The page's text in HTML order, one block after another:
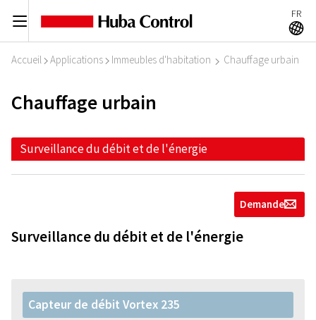
C FR
A
Accueil I Applications I Immeubles d'habitation I Chauffage urbain
Chauffage urbain
Surveillance du débit et de l'énergie
Demandeg
Surveillance du débit et de l'énergie
Capteur de débit Vortex 235